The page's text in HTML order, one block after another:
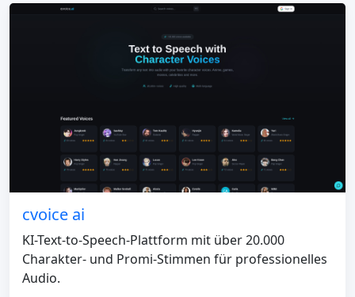
cvoice ai
KI-Text-to-Speech-Plattform mit über 20.000
Charakter- und Promi-Stimmen für professionelles
Audio.